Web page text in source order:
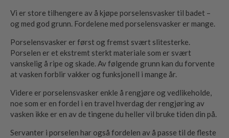
Vi er store tilhengere av å kjøpe porselensvasker til badet –
og med god grunn. Fordelene med porselensvasker er mange.
Porselensvasker er først og fremst svært slitesterke.
Porselen er et ekstremt sterkt materiale som er svært
vanskelig å ripe og skade. Av følgende grunn kan du forvente
at vasken forblir vakker og funksjonell i mange år.
Videre er porselensvasker enkle å rengjøre og vedlikeholde,
noe som er en fordel i en travel hverdag der rengjøring av
vasken ikke er en av de tingene du heller vil bruke tiden din på.
Servanter i porselen har også fordelen av å passe til de fleste